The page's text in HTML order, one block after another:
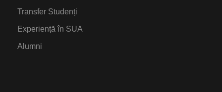
Transfer Studenți
Experiență în SUA
Alumni